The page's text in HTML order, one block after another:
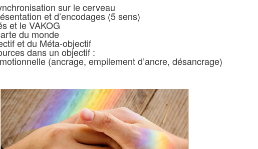
sur le cerveau
et d’encodages (5 sens)
et le VAKOG
du monde
et du Méta-objectif
dans un objectif :
(ancrage, empilement d’ancre, désancrage)